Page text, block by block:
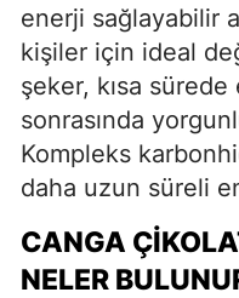
enerji sağlayabilir
kişiler için ideal
şeker, kısa
sonrasında
Kompleks
daha uzun süreli
CANGA
NELER